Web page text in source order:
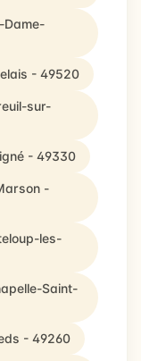
Dame-
- 49520
sur-
- 49330
-
les-
Saint-
- 49260